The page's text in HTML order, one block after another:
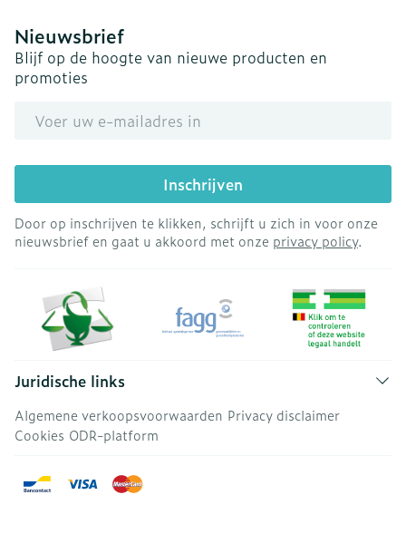
Nieuwsbrief
Blijf op de hoogte van nieuwe producten en
promoties
Inschrijven
Door op inschrijven te klikken, schrijft u zich in voor onze
nieuwsbrief en gaat u akkoord met onze privacy policy.
Juridische links
Algemene verkoopsvoorwaarden Privacy disclaimer
Cookies ODR-platform